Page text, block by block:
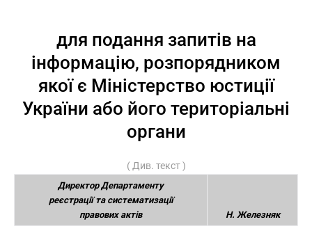
для подання запитів на
інформацію, розпорядником
якої є Міністерство юстиції
України або його територіальні
органи
( Див. текст)
Директор Департаменту
реєстрації та систематизації
правових актів
Н. Железняк